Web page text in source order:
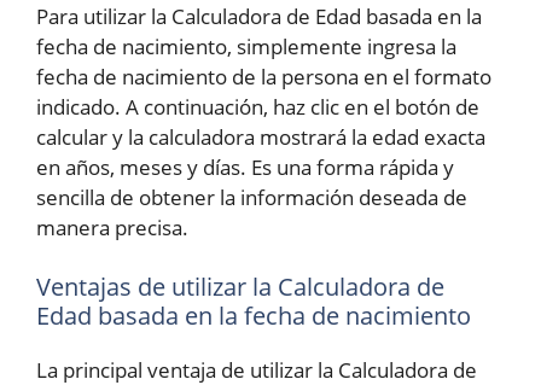
Para utilizar la Calculadora de Edad basada en la
fecha de nacimiento, simplemente ingresa la
fecha de nacimiento de la persona en el formato
indicado. A continuación, haz clic en el botón de
calcular y la calculadora mostrará la edad exacta
en años, meses y días. Es una forma rápida y
sencilla de obtener la información deseada de
manera precisa.
Ventajas de utilizar la Calculadora de
Edad basada en la fecha de nacimiento
La principal ventaja de utilizar la Calculadora de